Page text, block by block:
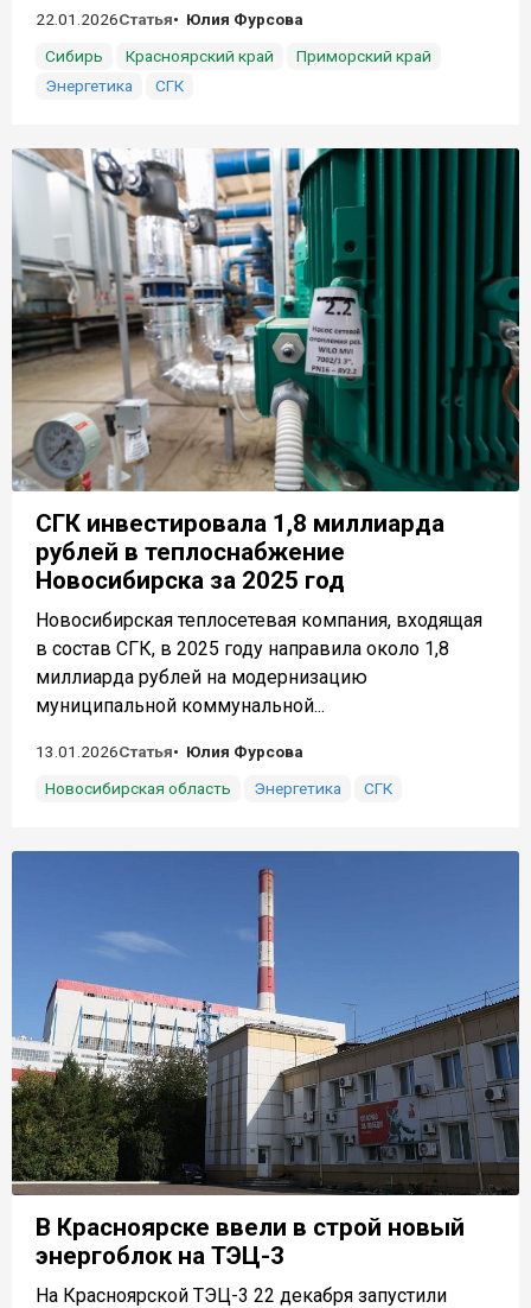
22.01.2026Статья
Юлия Фурсова
Сибирь
Красноярский край
Приморский край
Энергетика
СГК
СГК инвестировала 1,8 миллиарда
рублей в теплоснабжение
Новосибирска за 2025 год
Новосибирская теплосетевая компания, входящая
в состав СГК, в 2025 году направила около 1,8
миллиарда рублей на модернизацию
муниципальной коммунальной...
13.01.2026Статья
Юлия Фурсова
Новосибирская область
Энергетика СГК
В Красноярске ввели в строй новый
энергоблок на ТЭЦ-3
На Красноярской ТЭЦ-3 22 декабря запустили